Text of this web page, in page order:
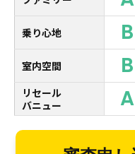
乗り心地 B
室内空間 B
リセール
バニュー
A